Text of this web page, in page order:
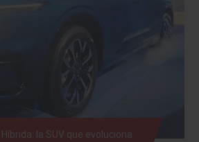
la SUV que evoluciona